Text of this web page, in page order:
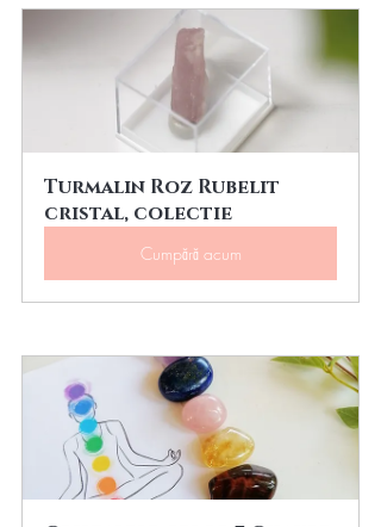
Turmalin Roz Rubelit
cristal, colectie
Cumpără acum